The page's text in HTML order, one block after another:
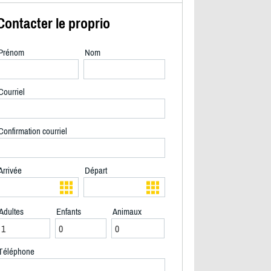
le proprio
Nom
courriel
Départ
Enfants Animaux